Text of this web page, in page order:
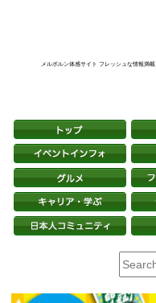
メルボルン体感サイト フレッシュな情報満載